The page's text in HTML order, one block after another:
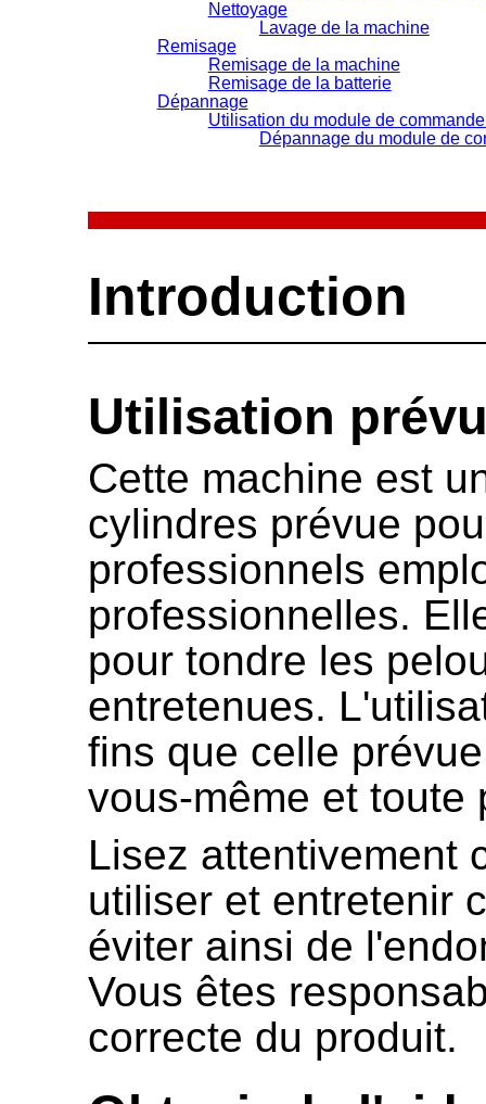
Nettoyage
Lavage de la machine
Remisage
Remisage de la machine
Remisage de la batterie
Dépannage
Utilisation du module de
Dépannage du module de
Introduction
Utilisation
Cette machine est
cylindres prévue
professionnels
professionnelles.
pour tondre les
entretenues.
fins que celle
vous-même et toute
Lisez attentivement
utiliser et entretenir
éviter ainsi de
Vous êtes
correcte du produit.